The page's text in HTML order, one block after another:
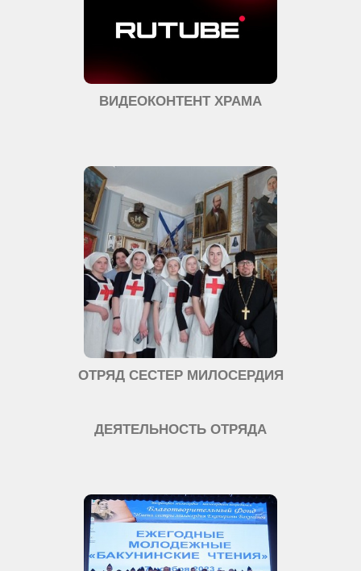
ВИДЕОКОНТЕНТ ХРАМА
ОТРЯД СЕСТЕР МИЛОСЕРДИЯ
ДЕЯТЕЛЬНОСТЬ ОТРЯДА